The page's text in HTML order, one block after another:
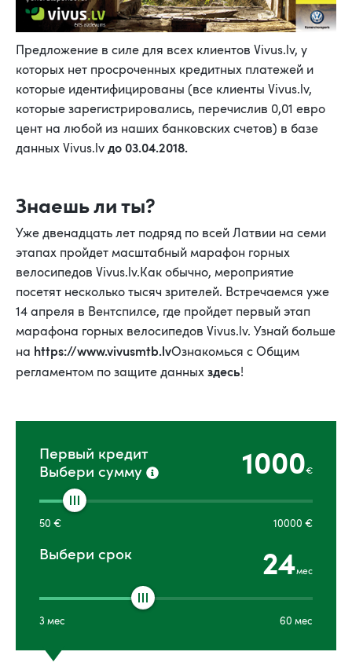
Предложение в силе для всех клиентов Vivus.lv, у
которых нет просроченных кредитных платежей и
которые идентифицированы (все клиенты Vivus.lv,
которые зарегистрировались, перечислив 0,01 евро
цент на любой из наших банковских счетов) в базе
данных Vivus.lvдо 03.04.2018.
Знаешь ли ты?
Уже двенадцать лет подряд по всей Латвии на семи
этапах пройдет масштабный марафон горных
велосипедов Vivus.lv.Как обычно, мероприятие
посетят несколько тысяч зрителей. Встречаемся уже
14 апреля в Вентспилсе, где пройдет первый этап
марафона горных велосипедов Vivus.lv. Узнай больше
на https://www.vivusmtb.lvОзнакомься с Общим
регламентом по защите данныхздесь!
Первый кредит
Выбери сумму
1000€
50 € 10000 €
Выбери срок 24мес
3 мес 60 мес